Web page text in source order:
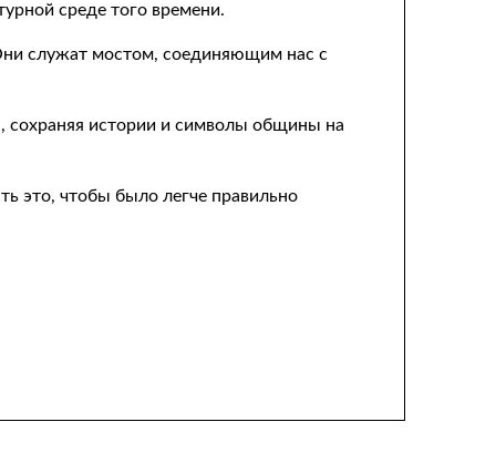
среде того времени.
служат мостом, соединяющим нас с
сохраняя истории и символы общины на
это, чтобы было легче правильно